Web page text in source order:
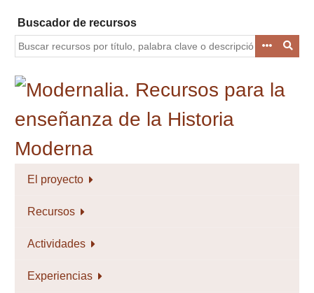
contenido
principal
Buscador de recursos
El proyecto
Recursos
Actividades
Experiencias